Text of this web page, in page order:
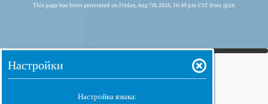
This page has been generated on Friday, Aug 7th 2026, 16:49 pm CST from jp2n
Настройки
Настройка языка: